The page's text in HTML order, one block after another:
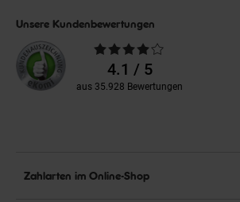
Unsere Kundenbewertungen
Durchschnittliche
Bewertungen4.1 / 5
aus 35.928 Bewertungen
Zahlarten im Online-Shop